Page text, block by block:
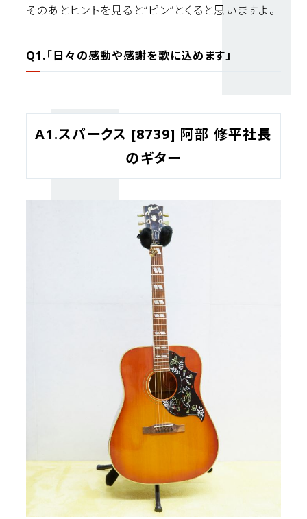
そのあとヒントを見ると“ピン”とくると思いますよ。
Q1.「日々の感動や感謝を歌に込めます」
A1.スパークス [8739] 阿部 修平社長
のギター